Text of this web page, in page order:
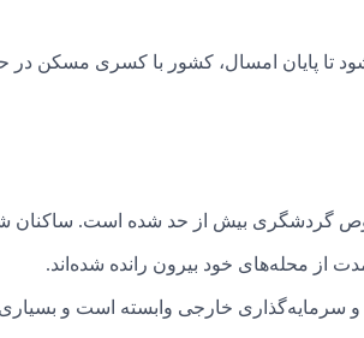
کشور با کسری مسکن در حدود ۶۰۰,۰۰۰ واحد
گردشگری بیش از حد شده است. ساکنان
از محله‌های خود بیرون رانده شده‌اند.
خارجی وابسته است و بسیاری